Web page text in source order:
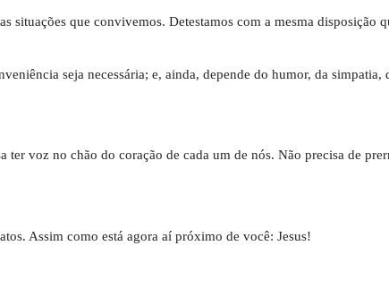
situações que convivemos. Detestamos com a mesma disposição
seja necessária; e, ainda, depende do humor, da
ter voz no chão do coração de cada um de nós. Não precisa de
Assim como está agora aí próximo de você: Jesus!